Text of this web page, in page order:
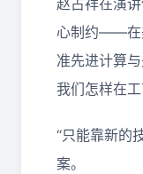
赵占祥在演
心制约——在
准先进计算
我们怎样在
“只能靠新的
案。